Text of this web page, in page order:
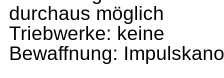
durchaus möglich
Triebwerke: keine
Bewaffnung: